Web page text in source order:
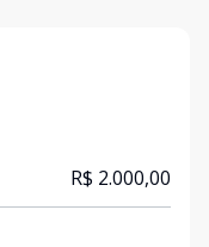
R$ 2.000,00